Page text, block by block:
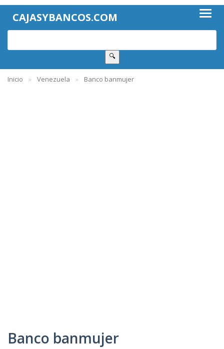
CAJASYBANCOS.COM
🔍
Inicio Venezuela Banco banmujer
Banco banmujer